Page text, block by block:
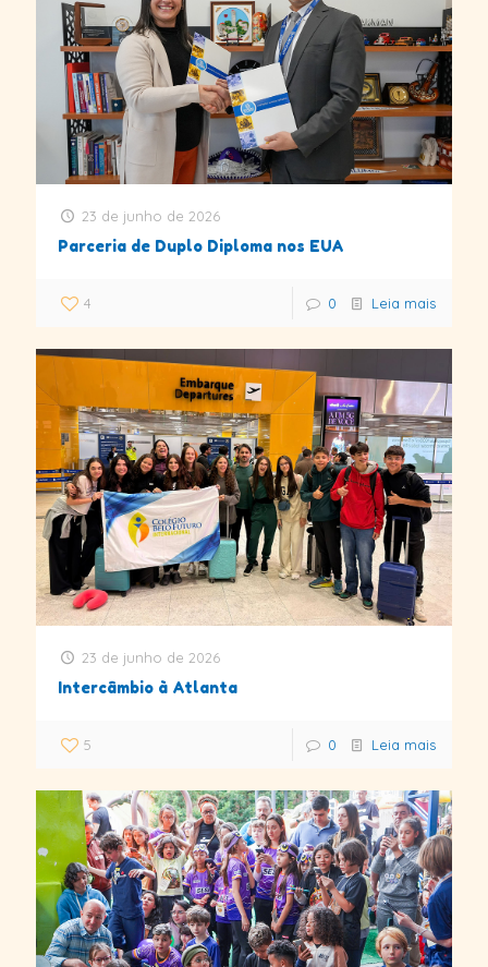
23 de junho de 2026
Parceria de Duplo Diploma nos EUA
4 0 Leia mais
23 de junho de 2026
Intercâmbio à Atlanta
5 0 Leia mais